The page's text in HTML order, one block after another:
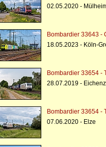
02.05.2020 -
Bombardier 33643 -
18.05.2023 - Köln-
Bombardier 33654 -
28.07.2019 -
Bombardier 33654 -
07.06.2020 - Elze